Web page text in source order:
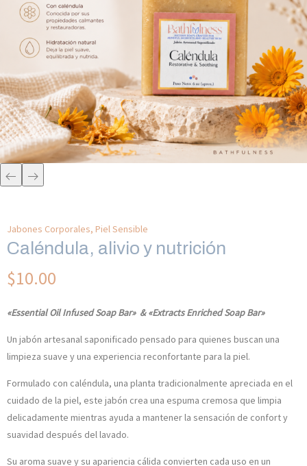
Jabones Corporales, Piel Sensible
Caléndula, alivio y nutrición
$10.00
«Essential Oil Infused Soap Bar» & «Extracts Enriched Soap Bar»
Un jabón artesanal saponificado pensado para quienes buscan una
limpieza suave y una experiencia reconfortante para la piel.
Formulado con caléndula, una planta tradicionalmente apreciada en el
cuidado de la piel, este jabón crea una espuma cremosa que limpia
delicadamente mientras ayuda a mantener la sensación de confort y
suavidad después del lavado.
Su aroma suave y su apariencia cálida convierten cada uso en un